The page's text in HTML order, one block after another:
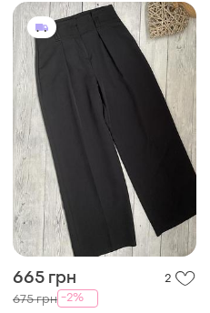
665 грн 2
675 грн -2%